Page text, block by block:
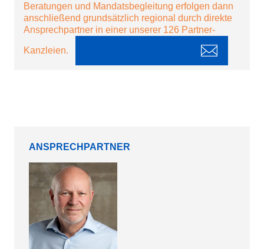
Beratungen und Mandatsbegleitung erfolgen dann
anschließend grundsätzlich regional durch direkte
Ansprechpartner in einer unserer 126 Partner-
Kanzleien.
ANSPRECHPARTNER